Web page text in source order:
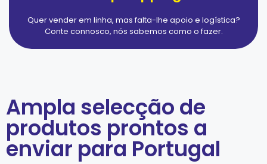
Quer vender em linha, mas falta-lhe apoio e logística?
Conte connosco, nós sabemos como o fazer.
Ampla selecção de
produtos prontos a
enviar para Portugal